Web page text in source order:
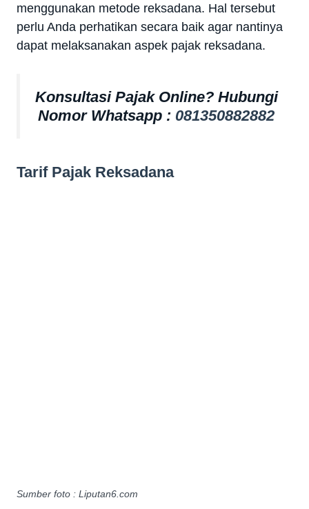
menggunakan metode reksadana. Hal tersebut
perlu Anda perhatikan secara baik agar nantinya
dapat melaksanakan aspek pajak reksadana.
Konsultasi Pajak Online? Hubungi
Nomor Whatsapp : 081350882882
Tarif Pajak Reksadana
Sumber foto : Liputan6.com